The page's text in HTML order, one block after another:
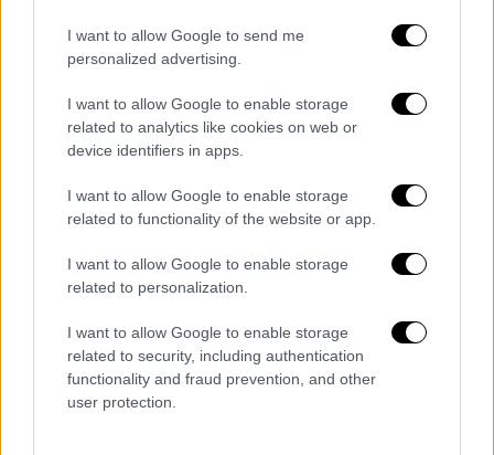
I want to allow Google to send me
personalized advertising.
I want to allow Google to enable storage
related to analytics like cookies on web or
device identifiers in apps.
I want to allow Google to enable storage
related to functionality of the website or app.
I want to allow Google to enable storage
related to personalization.
I want to allow Google to enable storage
related to security, including authentication
functionality and fraud prevention, and other
user protection.
δυνατότητα να προχωρήσουν άμεσα στην
αγορά ηλεκτρικού οχήματος.
Προς αυτή την κατεύθυνση,παρατείνεται
κατά 4 μήνες η προθεσμία υποβολής
30/4/2024.
Τα σχολιά σας δημοσιεύονται άμεσα με δική σας ευθύνη. Το
διαγράφονται